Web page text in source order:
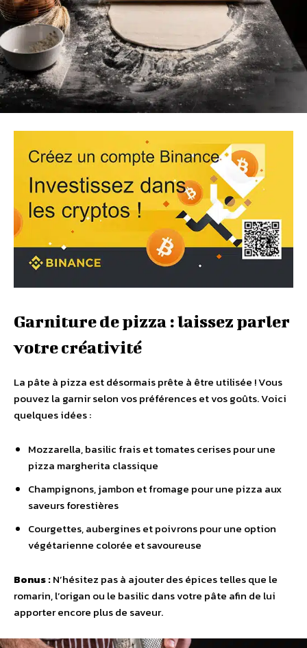
Garniture de pizza : laissez parler
votre créativité
La pâte à pizza est désormais prête à être utilisée ! Vous
pouvez la garnir selon vos préférences et vos goûts. Voici
quelques idées :
Mozzarella, basilic frais et tomates cerises pour une
pizza margherita classique
Champignons, jambon et fromage pour une pizza aux
saveurs forestières
Courgettes, aubergines et poivrons pour une option
végétarienne colorée et savoureuse
Bonus :N’hésitez pas à ajouter des épices telles que le
romarin, l’origan ou le basilic dans votre pâte afin de lui
apporter encore plus de saveur.